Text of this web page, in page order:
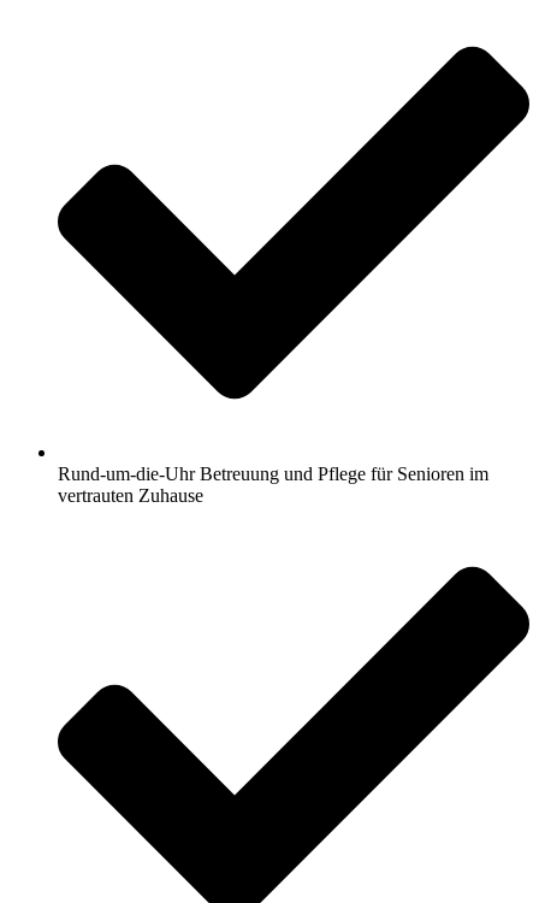
Rund-um-die-Uhr Betreuung und Pflege für Senioren im
vertrauten Zuhause